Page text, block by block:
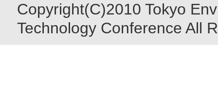
Copyright(C)2010 Tokyo
Technology Conference All